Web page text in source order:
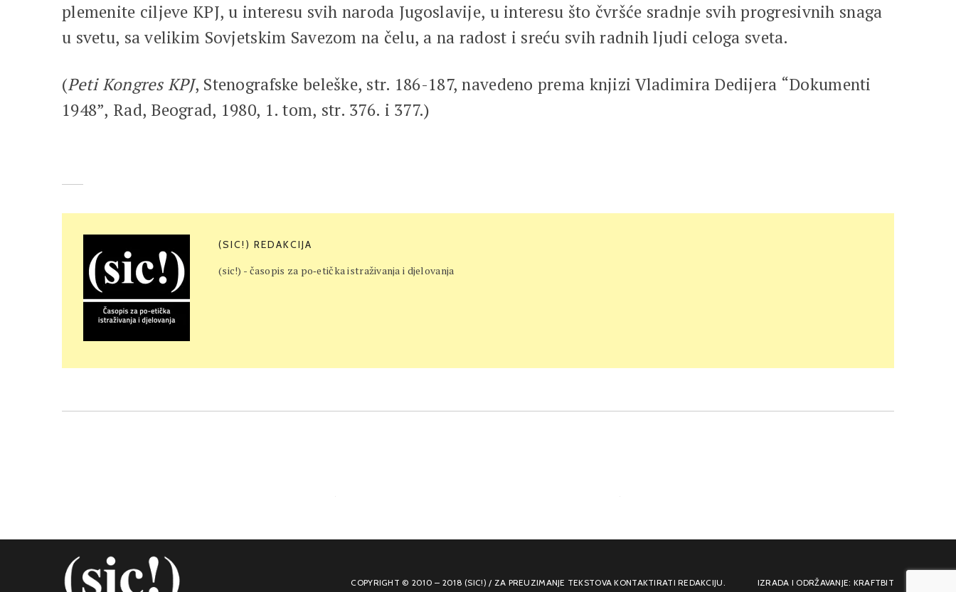
plemenite ciljeve KPJ, u interesu svih naroda Jugoslavije, u interesu što čvršće sradnje svih progresivnih snaga
u svetu, sa velikim Sovjetskim Savezom na čelu, a na radost i sreću svih radnih ljudi celoga sveta.
(Peti Kongres KPJ, Stenografske beleške, str. 186-187, navedeno prema knjizi Vladimira Dedijera “Dokumenti
1948”, Rad, Beograd, 1980, 1. tom, str. 376. i 377.)
(SIC!) REDAKCIJA
(sic!) - časopis za po‐etička istraživanja i djelovanja
COPYRIGHT © 2010 – 2018 (SIC!) / ZA PREUZIMANJE TEKSTOVA KONTAKTIRATI REDAKCIJU. IZRADA I ODRŽAVANJE: KRAFTBIT